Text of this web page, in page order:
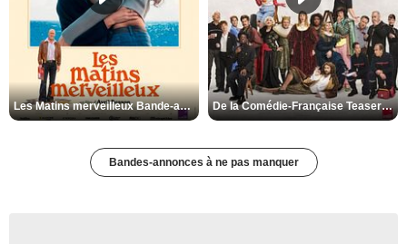
Les Matins merveilleux Bande-annonce VF De la Comédie-Française Teaser VF
Bandes-annonces à ne pas manquer